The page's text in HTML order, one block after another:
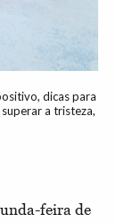
dicas para
a tristeza,
feira de